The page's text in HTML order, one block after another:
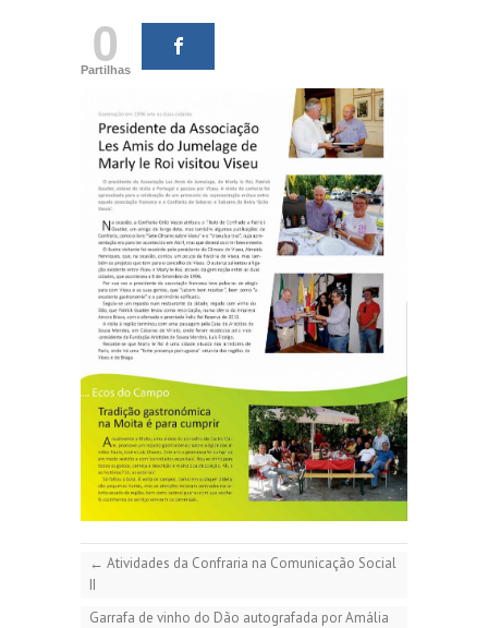
0
Partilhas
← Atividades da Confraria na Comunicação Social
II
Garrafa de vinho do Dão autografada por Amália